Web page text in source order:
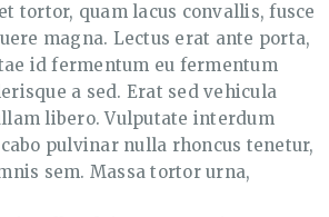
tortor, quam lacus convallis, fusce
magna. Lectus erat ante porta,
id fermentum eu fermentum
a sed. Erat sed vehicula
libero. Vulputate interdum
pulvinar nulla rhoncus tenetur,
sem. Massa tortor urna,